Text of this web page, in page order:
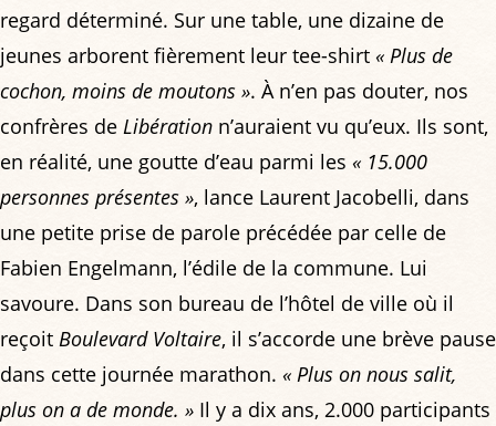
regard déterminé. Sur une table, une dizaine de
jeunes arborent fièrement leur tee-shirt « Plus de
cochon, moins de moutons ». À n’en pas douter, nos
confrères de Libération n’auraient vu qu’eux. Ils sont,
en réalité, une goutte d’eau parmi les « 15.000
personnes présentes », lance Laurent Jacobelli, dans
une petite prise de parole précédée par celle de
Fabien Engelmann, l’édile de la commune. Lui
savoure. Dans son bureau de l’hôtel de ville où il
reçoit Boulevard Voltaire, il s’accorde une brève pause
dans cette journée marathon. « Plus on nous salit,
plus on a de monde. » Il y a dix ans, 2.000 participants